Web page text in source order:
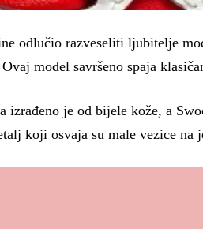
odlučio razveseliti ljubitelje
model savršeno spaja
izrađeno je od bijele kože, a
koji osvaja su male vezice na